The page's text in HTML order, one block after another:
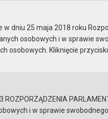
Publicznej
w Gryfinie
Aktualności
w dniu 25 maja 2018 roku
osobowych i w sprawie
osobowych. Kliknięcie
i w sprawie